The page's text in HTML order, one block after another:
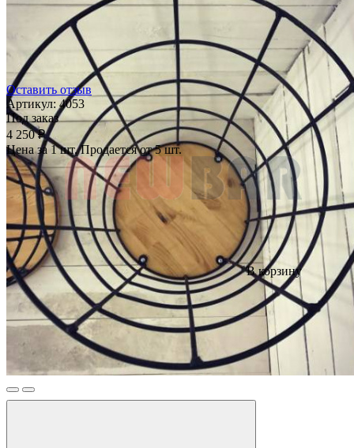
Оставить отзыв
Артикул: 4053
Под заказ
4 250 ₽
Цена за 1 шт. Продается от 5 шт.
В корзину